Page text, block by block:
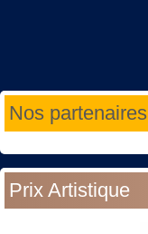
Nos partenaires
Prix Artistique
Année
précédente
Mois
précédent
Année
suivante
Mois
suivant